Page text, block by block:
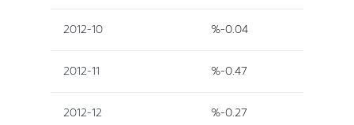
2012-10 %-0.04
2012-11 %-0.47
2012-12 %-0.27